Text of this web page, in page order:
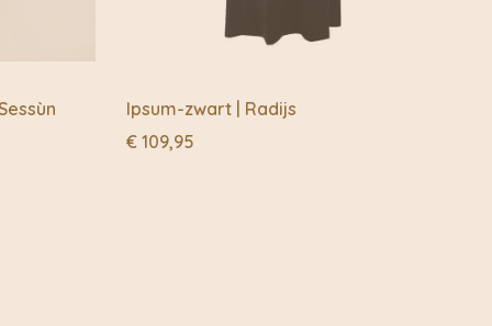
Ipsum-zwart | Radijs
€ 109,95